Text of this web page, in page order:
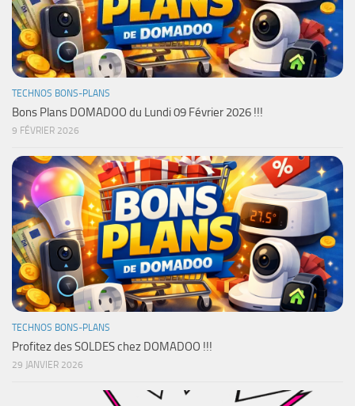
TECHNOS BONS-PLANS
Bons Plans DOMADOO du Lundi 09 Février 2026 !!!
9 FÉVRIER 2026
TECHNOS BONS-PLANS
Profitez des SOLDES chez DOMADOO !!!
29 JANVIER 2026